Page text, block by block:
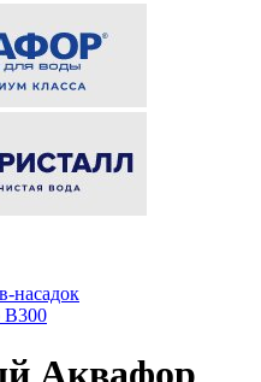
насадок
В300